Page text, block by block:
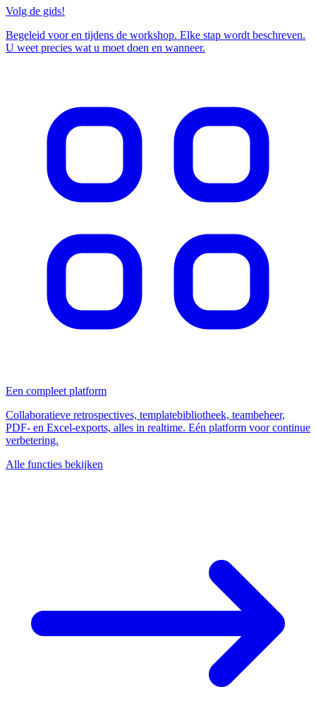
Volg de gids!
Begeleid voor en tijdens de workshop. Elke stap wordt beschreven.
U weet precies wat u moet doen en wanneer.
Een compleet platform
Collaboratieve retrospectives, templatebibliotheek, teambeheer,
PDF- en Excel-exports, alles in realtime. Eén platform voor continue
verbetering.
Alle functies bekijken